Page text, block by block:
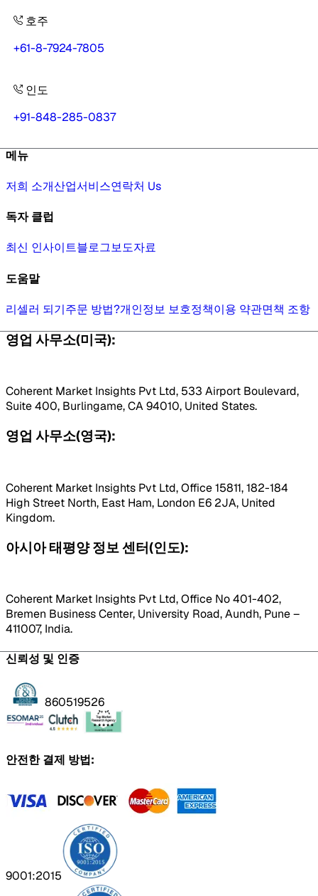
호주
+61-8-7924-7805
인도
+91-848-285-0837
메뉴
저희 소개산업서비스연락처 Us
독자 클럽
최신 인사이트블로그보도자료
도움말
리셀러 되기주문 방법?개인정보 보호정책이용 약관면책 조항
영업 사무소(미국):
Coherent Market Insights Pvt Ltd, 533 Airport Boulevard,
Suite 400, Burlingame, CA 94010, United States.
영업 사무소(영국):
Coherent Market Insights Pvt Ltd, Office 15811, 182-184
High Street North, East Ham, London E6 2JA, United
Kingdom.
아시아 태평양 정보 센터(인도):
Coherent Market Insights Pvt Ltd, Office No 401-402,
Bremen Business Center, University Road, Aundh, Pune –
411007, India.
신뢰성 및 인증
860519526
안전한 결제 방법:
9001:2015